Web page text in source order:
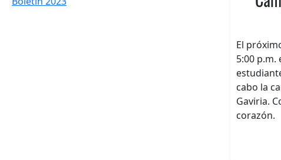
El
5:00 p.m.
cabo la
Gaviria.
corazón.